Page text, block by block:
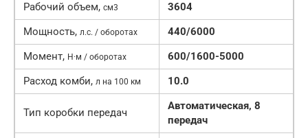
Рабочий объем, см3
3604
Мощность, л.с. / оборотах
440/6000
Момент, Н·м / оборотах
600/1600-5000
Расход комби, л на 100 км 10.0
Тип коробки передач
Автоматическая, 8
передач